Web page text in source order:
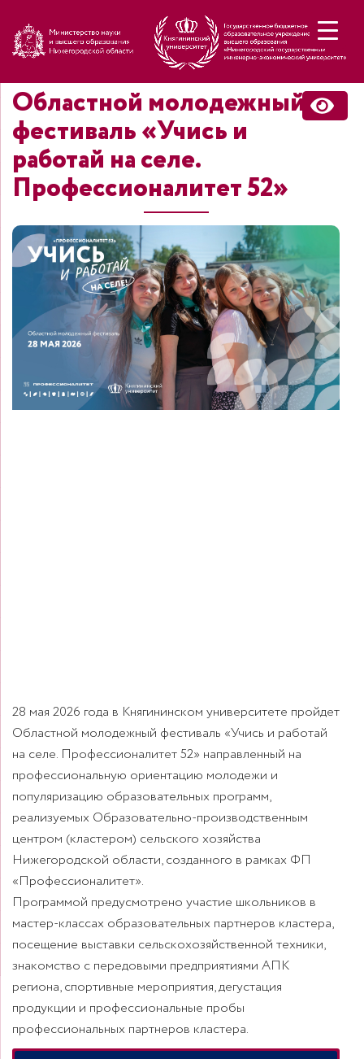
Областной молодежный
фестиваль «Учись и
работай на селе.
Профессионалитет 52»
28 мая 2026 года в Княгининском университете пройдет
Областной молодежный фестиваль «Учись и работай
на селе. Профессионалитет 52» направленный на
профессиональную ориентацию молодежи и
популяризацию образовательных программ,
реализуемых Образовательно-производственным
центром (кластером) сельского хозяйства
Нижегородской области, созданного в рамках ФП
«Профессионалитет».
Программой предусмотрено участие школьников в
мастер-классах образовательных партнеров кластера,
посещение выставки сельскохозяйственной техники,
знакомство с передовыми предприятиями АПК
региона, спортивные мероприятия, дегустация
продукции и профессиональные пробы
профессиональных партнеров кластера.